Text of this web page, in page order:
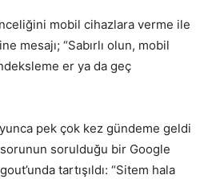
UI/UX
mobil cihazlara verme ile
mesajı; “Sabırlı olun, mobil
er ya da geç
pek çok kez gündeme geldi
sorulduğu bir Google
tartışıldı: “Sitem hala